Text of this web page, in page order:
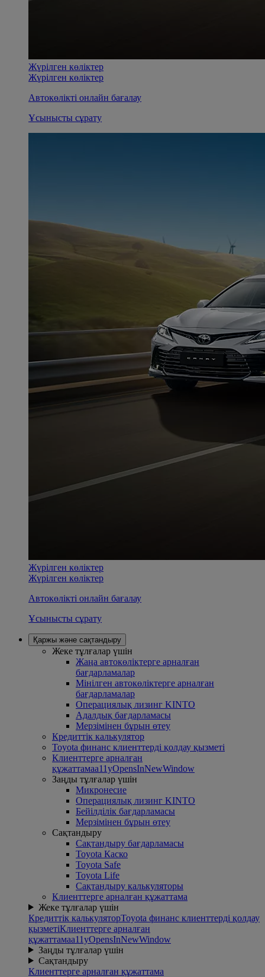
Жүрілген көліктер
Жүрілген көліктер
Автокөлікті онлайн бағалау
Ұсынысты сұрату
Жүрілген көліктер
Жүрілген көліктер
Автокөлікті онлайн бағалау
Ұсынысты сұрату
Қаржы және сақтандыру
Жеке тұлғалар үшін
Жаңа автокөліктерге арналған
бағдарламалар
Mінілген автокөліктерге арналған
бағдарламалар
Операциялық лизинг KINTO
Адалдық бағдарламасы
Mерзімінен бұрын өтеу
Кредиттік калькулятор
Toyota финанс клиенттерді қолдау қызметі
Клиенттерге арналған
құжаттамаa11yOpensInNewWindow
Заңды тұлғалар үшін
Микронесие
Операциялық лизинг KINTO
Бейілділік бағдарламасы
Mерзімінен бұрын өтеу
Сақтандыру
Сақтандыру бағдарламасы
Toyota Каско
Toyota Safe
Toyota Life
Сақтандыру калькуляторы
Клиенттерге арналған құжаттама
Жеке тұлғалар үшін
Кредиттік калькуляторToyota финанс клиенттерді қолдау
қызметіКлиенттерге арналған
құжаттамаa11yOpensInNewWindow
Заңды тұлғалар үшін
Сақтандыру
Клиенттерге арналған құжаттама